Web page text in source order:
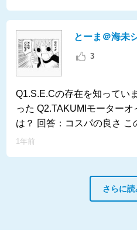
とーま＠海未
3
Q1.S.E.Cの存在を知ってい
った Q2.TAKUMIモーター
は？ 回答：コスパの良さ こ
1年前
さらに